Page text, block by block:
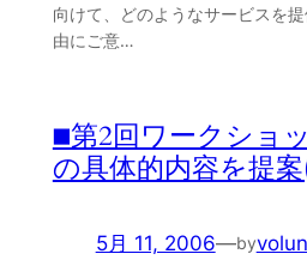
向けて、どのようなサービスを
由にご意…
■第2回ワークショ
の具体的内容を提
5月 11, 2006—by